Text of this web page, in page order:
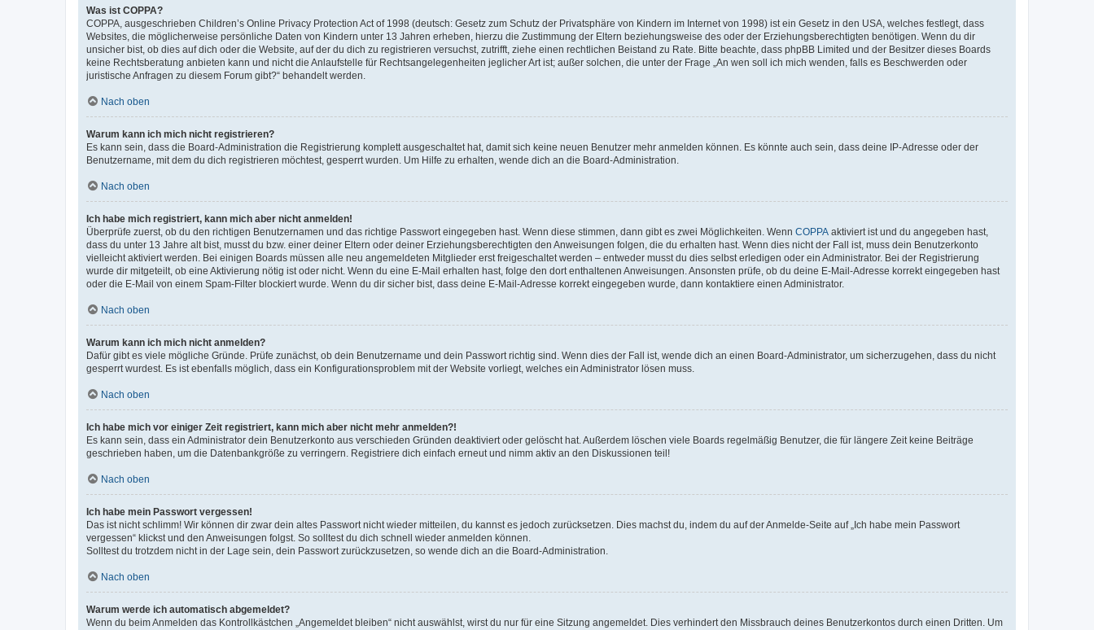
Was ist COPPA?
COPPA, ausgeschrieben Children’s Online Privacy Protection Act of 1998 (deutsch: Gesetz zum Schutz der Privatsphäre von Kindern im Internet von 1998) ist ein Gesetz in den USA, welches festlegt, dass
Websites, die möglicherweise persönliche Daten von Kindern unter 13 Jahren erheben, hierzu die Zustimmung der Eltern beziehungsweise des oder der Erziehungsberechtigten benötigen. Wenn du dir
unsicher bist, ob dies auf dich oder die Website, auf der du dich zu registrieren versuchst, zutrifft, ziehe einen rechtlichen Beistand zu Rate. Bitte beachte, dass phpBB Limited und der Besitzer dieses Boards
keine Rechtsberatung anbieten kann und nicht die Anlaufstelle für Rechtsangelegenheiten jeglicher Art ist; außer solchen, die unter der Frage „An wen soll ich mich wenden, falls es Beschwerden oder
juristische Anfragen zu diesem Forum gibt?“ behandelt werden.
Nach oben
Warum kann ich mich nicht registrieren?
Es kann sein, dass die Board-Administration die Registrierung komplett ausgeschaltet hat, damit sich keine neuen Benutzer mehr anmelden können. Es könnte auch sein, dass deine IP-Adresse oder der
Benutzername, mit dem du dich registrieren möchtest, gesperrt wurden. Um Hilfe zu erhalten, wende dich an die Board-Administration.
Nach oben
Ich habe mich registriert, kann mich aber nicht anmelden!
Überprüfe zuerst, ob du den richtigen Benutzernamen und das richtige Passwort eingegeben hast. Wenn diese stimmen, dann gibt es zwei Möglichkeiten. Wenn COPPA aktiviert ist und du angegeben hast,
dass du unter 13 Jahre alt bist, musst du bzw. einer deiner Eltern oder deiner Erziehungsberechtigten den Anweisungen folgen, die du erhalten hast. Wenn dies nicht der Fall ist, muss dein Benutzerkonto
vielleicht aktiviert werden. Bei einigen Boards müssen alle neu angemeldeten Mitglieder erst freigeschaltet werden – entweder musst du dies selbst erledigen oder ein Administrator. Bei der Registrierung
wurde dir mitgeteilt, ob eine Aktivierung nötig ist oder nicht. Wenn du eine E-Mail erhalten hast, folge den dort enthaltenen Anweisungen. Ansonsten prüfe, ob du deine E-Mail-Adresse korrekt eingegeben hast
oder die E-Mail von einem Spam-Filter blockiert wurde. Wenn du dir sicher bist, dass deine E-Mail-Adresse korrekt eingegeben wurde, dann kontaktiere einen Administrator.
Nach oben
Warum kann ich mich nicht anmelden?
Dafür gibt es viele mögliche Gründe. Prüfe zunächst, ob dein Benutzername und dein Passwort richtig sind. Wenn dies der Fall ist, wende dich an einen Board-Administrator, um sicherzugehen, dass du nicht
gesperrt wurdest. Es ist ebenfalls möglich, dass ein Konfigurationsproblem mit der Website vorliegt, welches ein Administrator lösen muss.
Nach oben
Ich habe mich vor einiger Zeit registriert, kann mich aber nicht mehr anmelden?!
Es kann sein, dass ein Administrator dein Benutzerkonto aus verschieden Gründen deaktiviert oder gelöscht hat. Außerdem löschen viele Boards regelmäßig Benutzer, die für längere Zeit keine Beiträge
geschrieben haben, um die Datenbankgröße zu verringern. Registriere dich einfach erneut und nimm aktiv an den Diskussionen teil!
Nach oben
Ich habe mein Passwort vergessen!
Das ist nicht schlimm! Wir können dir zwar dein altes Passwort nicht wieder mitteilen, du kannst es jedoch zurücksetzen. Dies machst du, indem du auf der Anmelde-Seite auf „Ich habe mein Passwort
vergessen“ klickst und den Anweisungen folgst. So solltest du dich schnell wieder anmelden können.
Solltest du trotzdem nicht in der Lage sein, dein Passwort zurückzusetzen, so wende dich an die Board-Administration.
Nach oben
Warum werde ich automatisch abgemeldet?
Wenn du beim Anmelden das Kontrollkästchen „Angemeldet bleiben“ nicht auswählst, wirst du nur für eine Sitzung angemeldet. Dies verhindert den Missbrauch deines Benutzerkontos durch einen Dritten. Um